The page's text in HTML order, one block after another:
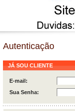
Autenticação
JÁ SOU CLIENTE
E-mail:
Sua Senha: